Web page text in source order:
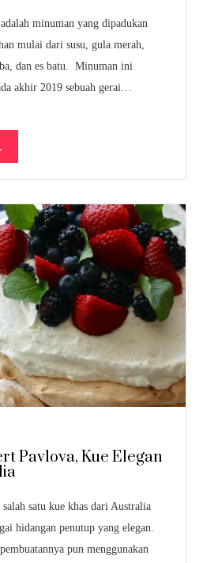
minuman yang dipadukan
mulai dari susu, gula merah,
dan es batu. Minuman ini
akhir 2019 sebuah gerai…
Pavlova, Kue Elegan
satu kue khas dari Australia
hidangan penutup yang elegan.
pun menggunakan